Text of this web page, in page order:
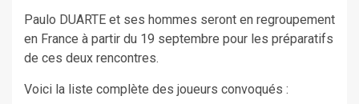
Paulo DUARTE et ses hommes seront en regroupement
en France à partir du 19 septembre pour les préparatifs
de ces deux rencontres.
Voici la liste complète des joueurs convoqués :